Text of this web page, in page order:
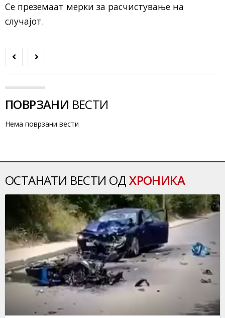
Се преземаат мерки за расчистување на
случајот.
ПОВРЗАНИ ВЕСТИ
Нема поврзани вести
ОСТАНАТИ ВЕСТИ ОДХРОНИКА